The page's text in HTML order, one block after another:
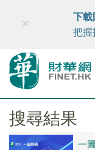
財華智庫網
×
下載
把握
搜尋結果
一